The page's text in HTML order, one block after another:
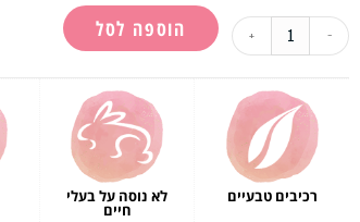
-
+ הוספה לסל
רכיבים טבעיים לא נוסה על בעלי
חיים